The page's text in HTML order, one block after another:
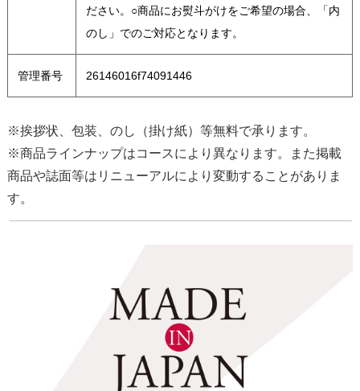
ださい。○商品にお熨斗がけをご希望の場合、「内
のし」でのご対応となります。
管理番号 26146016f74091446
※挨拶状、包装、のし（掛け紙）等無料で承ります。
※商品ラインナップはコースにより異なります。また掲載
商品や誌面等はリニューアルにより変動することがありま
す。